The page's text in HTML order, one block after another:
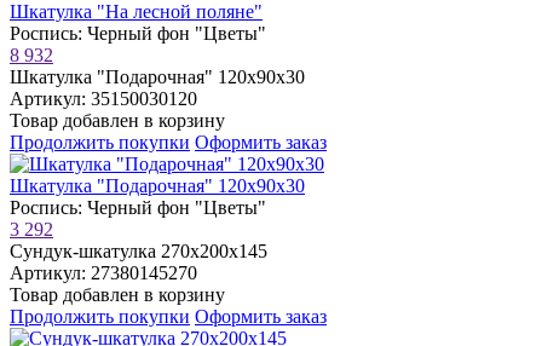
Шкатулка "На лесной поляне"
Роспись: Черный фон "Цветы"
8 932
Шкатулка "Подарочная" 120х90х30
Артикул: 35150030120
Товар добавлен в корзину
Продолжить покупки Оформить заказ
Шкатулка "Подарочная" 120х90х30
Роспись: Черный фон "Цветы"
3 292
Сундук-шкатулка 270х200х145
Артикул: 27380145270
Товар добавлен в корзину
Продолжить покупки Оформить заказ